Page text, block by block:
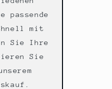
passende
mit
Sie Ihre
Sie